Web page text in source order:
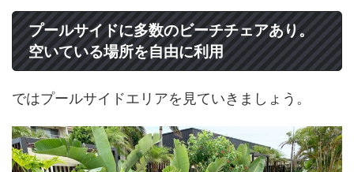
プールサイドに多数のビーチチェアあり。
空いている場所を自由に利用
ではプールサイドエリアを見ていきましょう。